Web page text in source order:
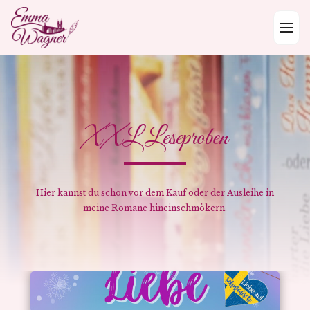
Skip to content
XXL Leseproben
Hier kannst du schon vor dem Kauf oder der Ausleihe in
meine Romane hineinschmökern.
Kostenfreie XXL Leseprobe
Titel:
Deine XXL Leseprobe wurde